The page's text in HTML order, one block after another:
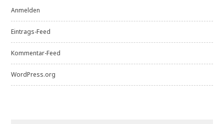
Anmelden
Eintrags-Feed
Kommentar-Feed
WordPress.org